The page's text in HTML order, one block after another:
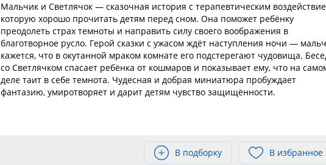
Мальчик и Светлячок — сказочная история с терапевтическим
которую хорошо прочитать детям перед сном. Она поможет ребёнку
преодолеть страх темноты и направить силу своего воображения в
благотворное русло. Герой сказки с ужасом ждёт наступления ночи —
кажется, что в окутанной мраком комнате его подстерегают чудовища.
со Светлячком спасает ребёнка от кошмаров и показывает ему, что на
деле таит в себе темнота. Чудесная и добрая миниатюра пробуждает
фантазию, умиротворяет и дарит детям чувство защищённости.
В подборку В избранное